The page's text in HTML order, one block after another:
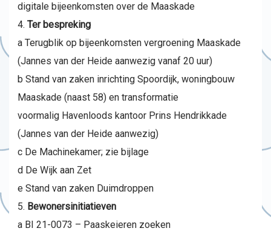
digitale bijeenkomsten over de Maaskade
Ter bespreking
a Terugblik op bijeenkomsten vergroening Maaskade
(Jannes van der Heide aanwezig vanaf 20 uur)
b Stand van zaken inrichting Spoordijk, woningbouw
Maaskade (naast 58) en transformatie
voormalig Havenloods kantoor Prins Hendrikkade
(Jannes van der Heide aanwezig)
c De Machinekamer; zie bijlage
d De Wijk aan Zet
e Stand van zaken Duimdroppen
Bewonersinitiatieven
a BI 21-0073 – Paaskeieren zoeken